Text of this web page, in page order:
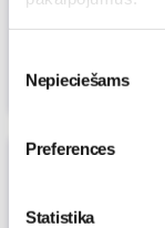
izvēle
Nepieciešams
Preferences
Statistika